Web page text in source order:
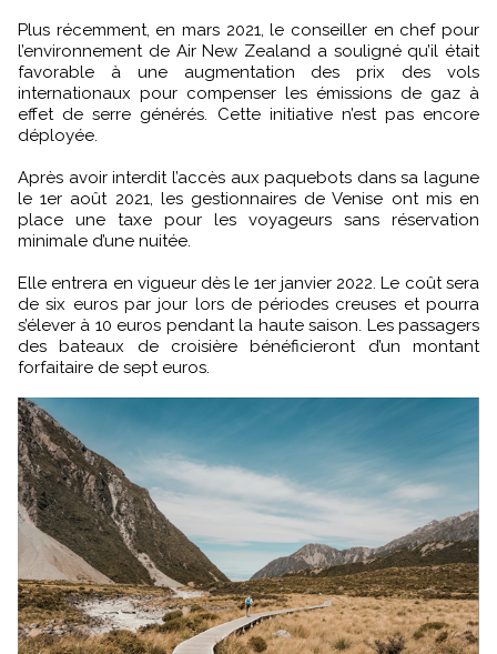
Plus récemment, en mars 2021, le conseiller en chef pour
l’environnement de Air New Zealand a souligné qu’il était
favorable à une augmentation des prix des vols
internationaux pour compenser les émissions de gaz à
effet de serre générés. Cette initiative n’est pas encore
déployée.
Après avoir interdit l’accès aux paquebots dans sa lagune
le 1er août 2021, les gestionnaires de Venise ont mis en
place une taxe pour les voyageurs sans réservation
minimale d’une nuitée.
Elle entrera en vigueur dès le 1er janvier 2022. Le coût sera
de six euros par jour lors de périodes creuses et pourra
s’élever à 10 euros pendant la haute saison. Les passagers
des bateaux de croisière bénéficieront d’un montant
forfaitaire de sept euros.